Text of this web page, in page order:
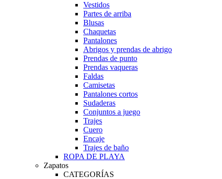
Vestidos
Partes de arriba
Blusas
Chaquetas
Pantalones
Abrigos y prendas de abrigo
Prendas de punto
Prendas vaqueras
Faldas
Camisetas
Pantalones cortos
Sudaderas
Conjuntos a juego
Trajes
Cuero
Encaje
Trajes de baño
ROPA DE PLAYA
Zapatos
CATEGORÍAS